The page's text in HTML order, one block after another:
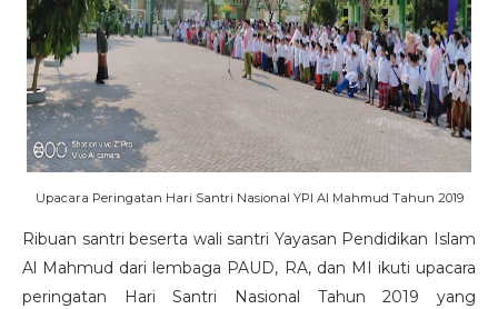
Upacara Peringatan Hari Santri Nasional YPI Al Mahmud Tahun 2019
Ribuan santri beserta wali santri Yayasan Pendidikan Islam
Al Mahmud dari lembaga PAUD, RA, dan MI ikuti upacara
peringatan Hari Santri Nasional Tahun 2019 yang